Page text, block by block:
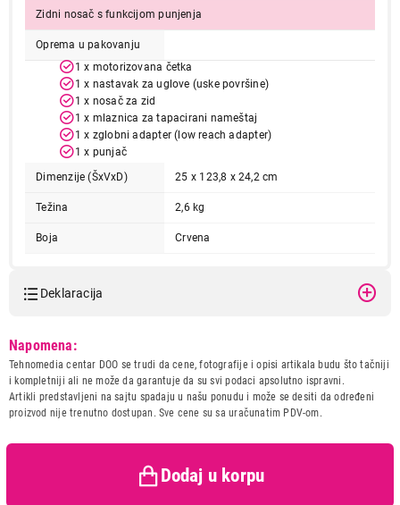
Zidni nosač s funkcijom punjenja
Oprema u pakovanju
1 x motorizovana četka
1 x nastavak za uglove (uske površine)
1 x nosač za zid
1 x mlaznica za tapacirani nameštaj
1 x zglobni adapter (low reach adapter)
1 x punjač
Dimenzije (ŠxVxD)
25 x 123,8 x 24,2 cm
Težina 2,6 kg
Boja Crvena
Deklaracija
Naziv i vrsta robe:
USISIVAC
Uvoznik:
Tandem d.o.o.
Zemlja porekla:
Malezija
kupaca po osnovu zakona o
Napomena:
Tehnomedia centar DOO se trudi da cene, fotografije i opisi artikala budu što tačniji
i kompletniji ali ne može da garantuje da su svi podaci apsolutno ispravni.
Artikli predstavljeni na sajtu spadaju u našu ponudu i može se desiti da određeni
proizvod nije trenutno dostupan. Sve cene su sa uračunatim PDV-om.
Dodaj u korpu
50.299,00
USISIVAČI
DYSON V10 Origin
Proizvod je dodat u korpu.
Ukupno u korpi: 0,00
Nastavi kupovinu